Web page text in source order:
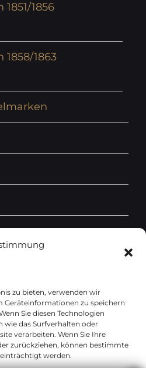
zu bieten, verwenden wir
Geräteinformationen zu speichern
Sie diesen Technologien
das Surfverhalten oder
verarbeiten. Wenn Sie Ihre
zurückziehen, können bestimmte
werden.
1856
1863